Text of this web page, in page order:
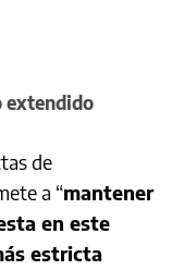
extendido
de
a “mantener
en este
estricta